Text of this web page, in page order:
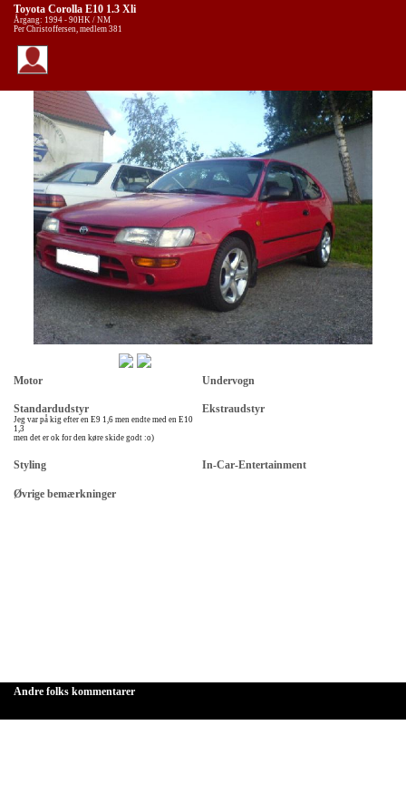
Toyota Corolla E10 1.3 Xli
Årgang: 1994 - 90HK / NM
Per Christoffersen, medlem 381
Motor Undervogn
Standardudstyr
Jeg var på kig efter en E9 1,6 men endte med en E10
1,3
men det er ok for den køre skide godt :o)
Ekstraudstyr
Styling In-Car-Entertainment
Øvrige bemærkninger
Andre folks kommentarer